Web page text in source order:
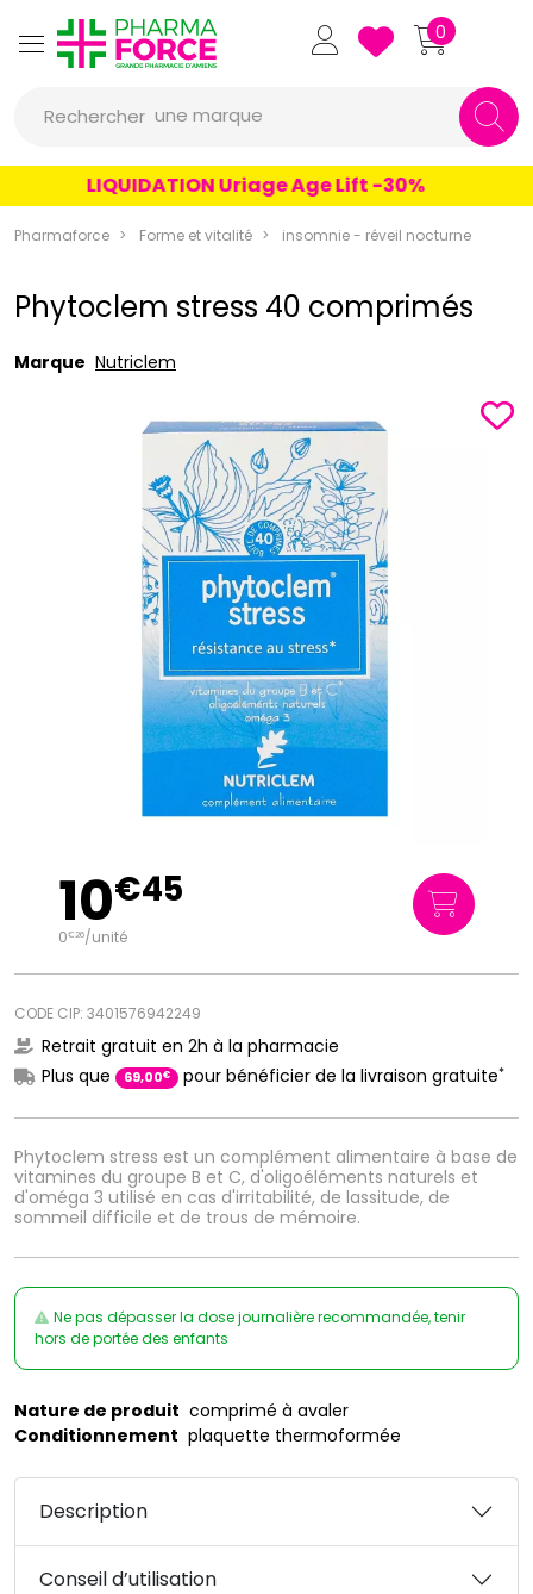
Pharmaforce Grande Pharmacie
0
Rechercher
un produit
une marque
LIQUIDATION Uriage Age Lift -30%
Pharmaforce Forme et vitalité insomnie - réveil nocturne
Phytoclem stress 40 comprimés
Marque Nutriclem
Phytoclem stress est un complément alimentaire à base de
vitamines du groupe B et C, d'oligoéléments naturels et
d'oméga 3 utilisé en cas d'irritabilité, de lassitude, de
sommeil difficile et de trous de mémoire.
10€45
0€26/unité
CODE CIP: 3401576942249
Retrait gratuit en 2h à la pharmacie
Plus que
69,00€ pour bénéficier de la livraison gratuite*
Ne pas dépasser la dose journalière recommandée, tenir
hors de portée des enfants
Nature de produit comprimé à avaler
Conditionnement plaquette thermoformée
Description
Conseil d’utilisation